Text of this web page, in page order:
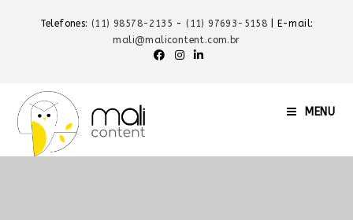
Telefones: (11) 98578-2135 - (11) 97693-5158
| E-mail:
mali@malicontent.com.br
MENU